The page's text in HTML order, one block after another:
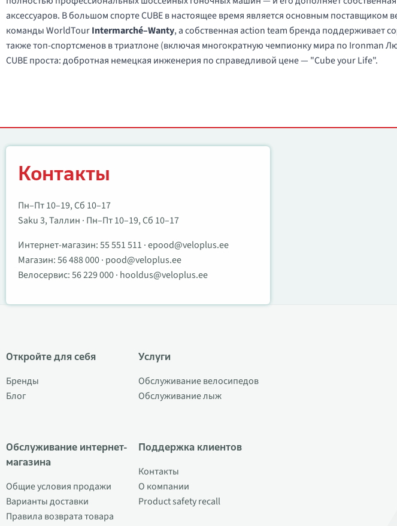
аксессуаров. В большом спорте CUBE в настоящее время является основным поставщиком
команды WorldTourIntermarché–Wanty, а собственная action team бренда поддерживает
также топ-спортсменов в триатлоне (включая многократную чемпионку мира по Ironman
CUBE проста: добротная немецкая инженерия по справедливой цене — "Cube your Life".
Контакты
Пн–Пт 10–19, Сб 10–17
Saku 3, Таллин · Пн–Пт 10–19, Сб 10–17
Интернет-магазин:55 551 511 ·epood@veloplus.ee
Магазин:56 488 000· pood@veloplus.ee
Велосервис:56 229 000· hooldus@veloplus.ee
Откройте для себя
Бренды
Блог
Обслуживание интернет-
магазина
Общие условия продажи
Варианты доставки
Правила возврата товара
Услуги
Обслуживание велосипедов
Обслуживание лыж
Поддержка клиентов
Контакты
О компании
Product safety recall